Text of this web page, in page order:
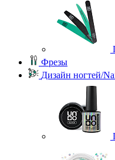
Фрезы
Дизайн ногтей/